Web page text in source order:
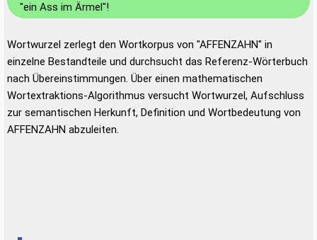
"ein Ass im Ärmel"!
Wortwurzel zerlegt den Wortkorpus von "AFFENZAHN" in
einzelne Bestandteile und durchsucht das Referenz-Wörterbuch
nach Übereinstimmungen. Über einen mathematischen
Wortextraktions-Algorithmus versucht Wortwurzel, Aufschluss
zur semantischen Herkunft, Definition und Wortbedeutung von
AFFENZAHN abzuleiten.